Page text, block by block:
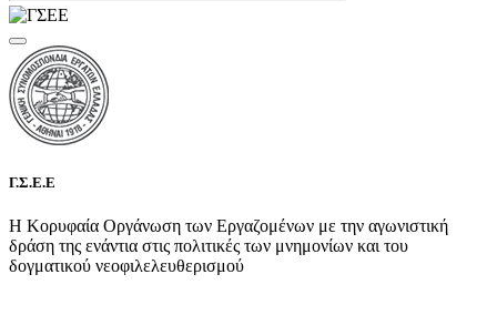
Γ.Σ.Ε.Ε
Η Κορυφαία Οργάνωση των Εργαζομένων με την αγωνιστική
δράση της ενάντια στις πολιτικές των μνημονίων και του
δογματικού νεοφιλελευθερισμού